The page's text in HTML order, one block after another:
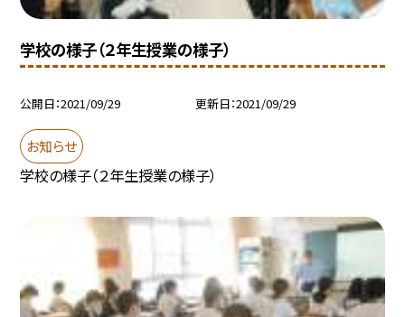
学校の様子（２年生授業の様子）
公開日 2021/09/29 更新日 2021/09/29
お知らせ
学校の様子（２年生授業の様子）